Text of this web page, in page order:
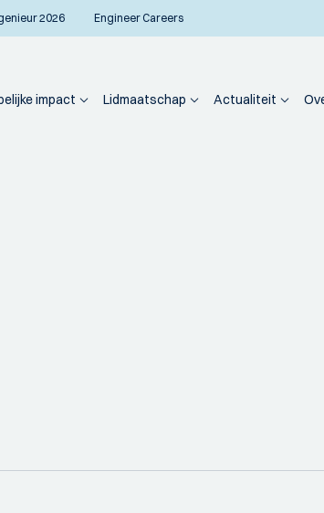
2026 Engineer Careers
impact Lidmaatschap Actualiteit